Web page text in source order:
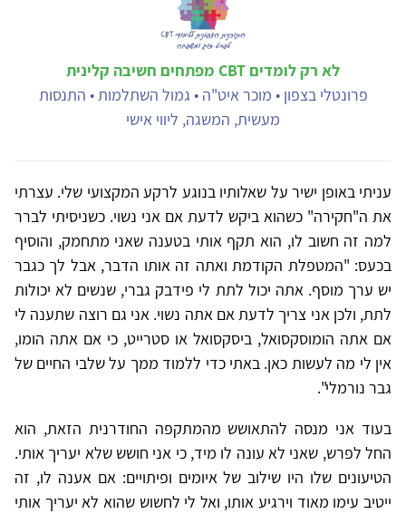
לא רק לומדים CBT מפתחים חשיבה קלינית
פרונטלי בצפון • מוכר איט"ה • גמול השתלמות • התנסות
מעשית, המשגה, ליווי אישי
עניתי באופן ישיר על שאלותיו בנוגע לרקע המקצועי שלי. עצרתי
את ה"חקירה" כשהוא ביקש לדעת אם אני נשוי. כשניסיתי לברר
למה זה חשוב לו, הוא תקף אותי בטענה שאני מתחמק, והוסיף
בכעס: "המטפלת הקודמת ואתה זה אותו הדבר, אבל לך כגבר
יש ערך מוסף. אתה יכול לתת לי פידבק גברי, שנשים לא יכולות
לתת, ולכן אני צריך לדעת אם אתה נשוי. אני גם רוצה שתענה לי
אם אתה הומוסקסואל, ביסקסואל או סטרייט, כי אם אתה הומו,
אין לי מה לעשות כאן. באתי כדי ללמוד ממך על שלבי החיים של
גבר נורמלי".
בעוד אני מנסה להתאושש מהמתקפה החודרנית הזאת, הוא
החל לפרש, שאני לא עונה לו מיד, כי אני חושש שלא יעריך אותי.
הטיעונים שלו היו שילוב של איומים ופיתויים: אם אענה לו, זה
ייטיב עימו מאוד וירגיע אותו, ואל לי לחשוש שהוא לא יעריך אותי